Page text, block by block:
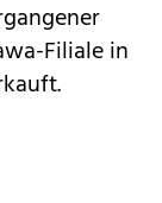
Filiale in